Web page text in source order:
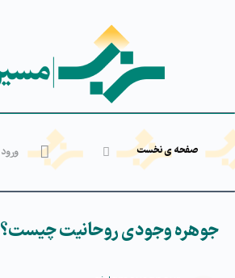
صفحه ی نخست ورود
جوهره وجودی روحانیت چیست؟